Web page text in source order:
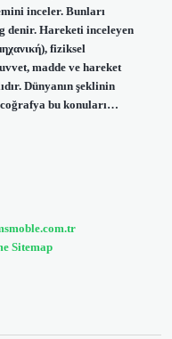
inceler. Bunları
denir. Hareketi inceleyen
fiziksel
madde ve hareket
Dünyanın şeklinin
bu konuları…
Sitemap